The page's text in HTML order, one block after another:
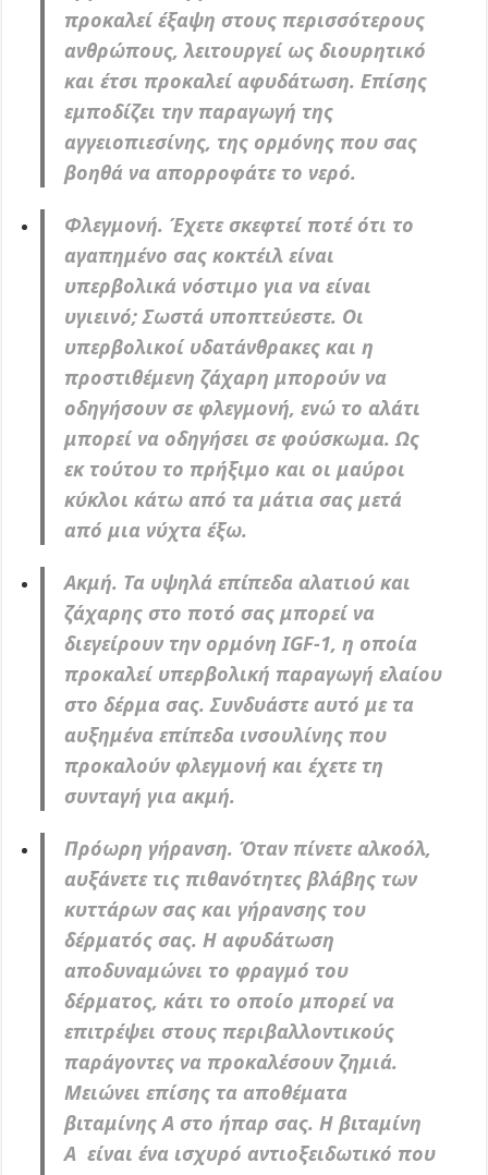
προκαλεί έξαψη στους περισσότερους
ανθρώπους, λειτουργεί ως διουρητικό
και έτσι προκαλεί αφυδάτωση. Επίσης
εμποδίζει την παραγωγή της
αγγειοπιεσίνης, της ορμόνης που σας
βοηθά να απορροφάτε το νερό.
Φλεγμονή. Έχετε σκεφτεί ποτέ ότι το
αγαπημένο σας κοκτέιλ είναι
υπερβολικά νόστιμο για να είναι
υγιεινό; Σωστά υποπτεύεστε. Οι
υπερβολικοί υδατάνθρακες και η
προστιθέμενη ζάχαρη μπορούν να
οδηγήσουν σε φλεγμονή, ενώ το αλάτι
μπορεί να οδηγήσει σε φούσκωμα. Ως
εκ τούτου το πρήξιμο και οι μαύροι
κύκλοι κάτω από τα μάτια σας μετά
από μια νύχτα έξω.
Ακμή. Τα υψηλά επίπεδα αλατιού και
ζάχαρης στο ποτό σας μπορεί να
διεγείρουν την ορμόνη IGF-1, η οποία
προκαλεί υπερβολική παραγωγή ελαίου
στο δέρμα σας. Συνδυάστε αυτό με τα
αυξημένα επίπεδα ινσουλίνης που
προκαλούν φλεγμονή και έχετε τη
συνταγή για ακμή.
Πρόωρη γήρανση. Όταν πίνετε αλκοόλ,
αυξάνετε τις πιθανότητες βλάβης των
κυττάρων σας και γήρανσης του
δέρματός σας. Η αφυδάτωση
αποδυναμώνει το φραγμό του
δέρματος, κάτι το οποίο μπορεί να
επιτρέψει στους περιβαλλοντικούς
παράγοντες να προκαλέσουν ζημιά.
Μειώνει επίσης τα αποθέματα
βιταμίνης Α στο ήπαρ σας. Η βιταμίνη
Α είναι ένα ισχυρό αντιοξειδωτικό που